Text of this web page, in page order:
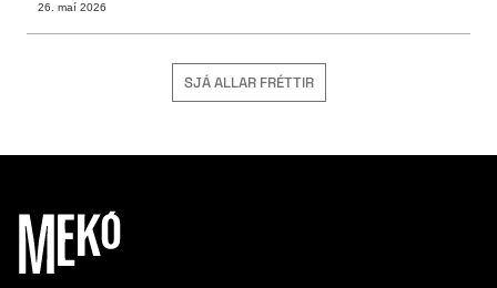
26. maí 2026
SJÁ ALLAR FRÉTTIR